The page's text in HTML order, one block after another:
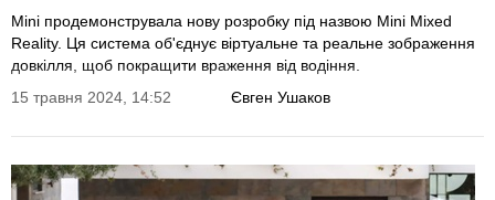
Mini продемонструвала нову розробку під назвою Mini Mixed
Reality. Ця система об'єднує віртуальне та реальне зображення
довкілля, щоб покращити враження від водіння.
Євген Ушаков
15 травня 2024, 14:52